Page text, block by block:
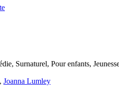
Surnaturel, Pour enfants,
, Joanna Lumley